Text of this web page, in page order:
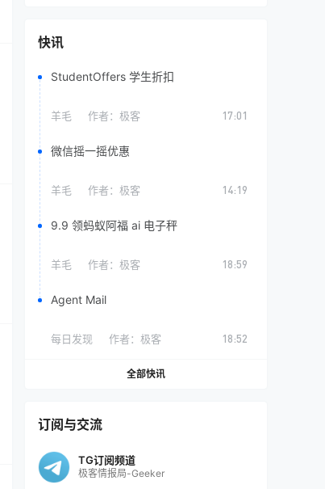
快讯
StudentOffers 学生折扣
羊毛 作者： 极客 17:01
微信摇一摇优惠
羊毛 作者： 极客 14:19
9.9 领蚂蚁阿福 ai 电子秤
羊毛 作者： 极客 18:59
Agent Mail
每日发现 作者： 极客 18:52
全部快讯
订阅与交流
TG订阅频道
极客情报局-Geeker